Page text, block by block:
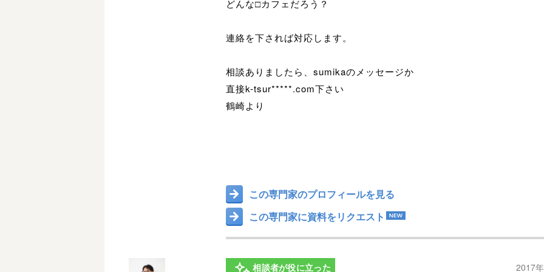
どんな□カフェだろう？
連絡を下されば対応します。
相談ありましたら、sumikaのメッセージか
直接k-tsur*****.com下さい
鶴崎より
この専門家のプロフィールを見る
この専門家に資料をリクエスト
相談者が役に立った 2017